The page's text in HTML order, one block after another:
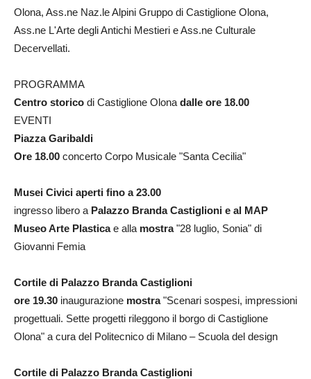
Olona, Ass.ne Naz.le Alpini Gruppo di Castiglione Olona,
Ass.ne L'Arte degli Antichi Mestieri e Ass.ne Culturale
Decervellati.
PROGRAMMA
Centro storico di Castiglione Olona dalle ore 18.00
EVENTI
Piazza Garibaldi
Ore 18.00 concerto Corpo Musicale "Santa Cecilia"
Musei Civici aperti fino a 23.00
ingresso libero a Palazzo Branda Castiglioni e al MAP
Museo Arte Plasticae alla mostra"28 luglio, Sonia" di
Giovanni Femia
Cortile di Palazzo Branda Castiglioni
ore 19.30 inaugurazione mostra"Scenari sospesi, impressioni
progettuali. Sette progetti rileggono il borgo di Castiglione
Olona" a cura del Politecnico di Milano – Scuola del design
Cortile di Palazzo Branda Castiglioni